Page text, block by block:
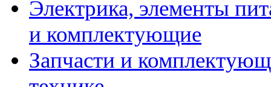
Электрика, элементы
и комплектующие
Запчасти и